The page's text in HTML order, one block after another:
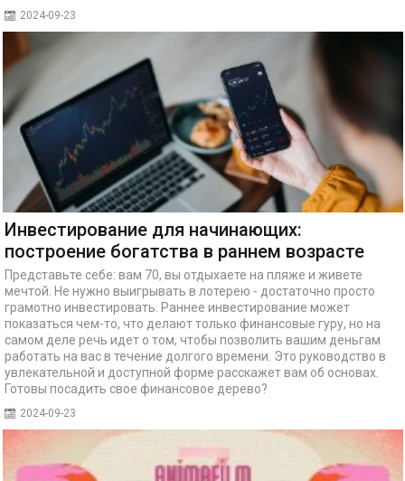
2024-09-23
Инвестирование для начинающих:
построение богатства в раннем возрасте
Представьте себе: вам 70, вы отдыхаете на пляже и живете
мечтой. Не нужно выигрывать в лотерею - достаточно просто
грамотно инвестировать. Раннее инвестирование может
показаться чем-то, что делают только финансовые гуру, но на
самом деле речь идет о том, чтобы позволить вашим деньгам
работать на вас в течение долгого времени. Это руководство в
увлекательной и доступной форме расскажет вам об основах.
Готовы посадить свое финансовое дерево?
2024-09-23